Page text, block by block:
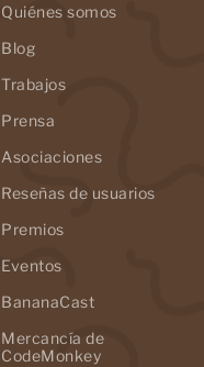
Quiénes somos
Blog
Trabajos
Prensa
Asociaciones
Reseñas de usuarios
Premios
Eventos
BananaCast
Mercancía de
CodeMonkey